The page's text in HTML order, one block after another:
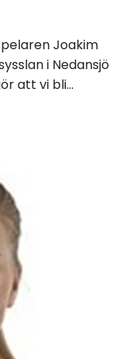
Joakim
i Nedansjö
att vi bli...